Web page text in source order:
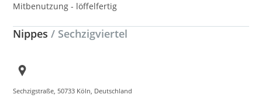
Mitbenutzung - löffelfertig
Nippes/ Sechzigviertel
Sechzigstraße, 50733 Köln, Deutschland